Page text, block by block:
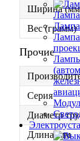
Лампа
Ширина
Вес (грамм)
Прочие
Серия
Диаметр
Длина, мм